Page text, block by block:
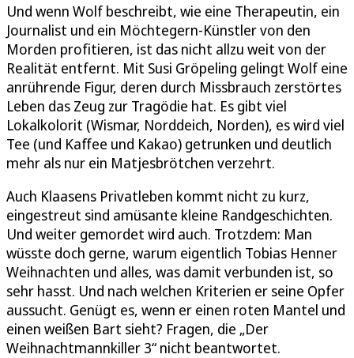
Und wenn Wolf beschreibt, wie eine Therapeutin, ein
Journalist und ein Möchtegern-Künstler von den
Morden profitieren, ist das nicht allzu weit von der
Realität entfernt. Mit Susi Gröpeling gelingt Wolf eine
anrührende Figur, deren durch Missbrauch zerstörtes
Leben das Zeug zur Tragödie hat. Es gibt viel
Lokalkolorit (Wismar, Norddeich, Norden), es wird viel
Tee (und Kaffee und Kakao) getrunken und deutlich
mehr als nur ein Matjesbrötchen verzehrt.
Auch Klaasens Privatleben kommt nicht zu kurz,
eingestreut sind amüsante kleine Randgeschichten.
Und weiter gemordet wird auch. Trotzdem: Man
wüsste doch gerne, warum eigentlich Tobias Henner
Weihnachten und alles, was damit verbunden ist, so
sehr hasst. Und nach welchen Kriterien er seine Opfer
aussucht. Genügt es, wenn er einen roten Mantel und
einen weißen Bart sieht? Fragen, die „Der
Weihnachtmannkiller 3“ nicht beantwortet.